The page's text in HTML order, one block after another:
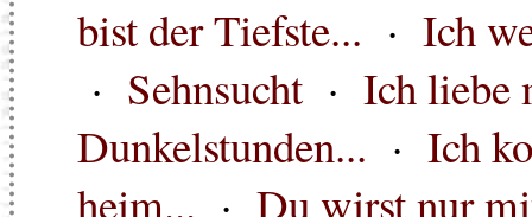
bist der Tiefste... · Ich
· Sehnsucht · Ich liebe
Dunkelstunden... · Ich
heim... · Du wirst nur